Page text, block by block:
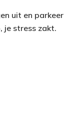
uit en parkeer
je stress zakt.